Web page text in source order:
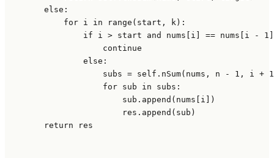
else :
for i in range (start, k):
if i > start and nums[i] == nums[i - 1
continue
else :
                    subs =
self .nSum(nums, n - 1 , i + 1
for sub in subs:
                        sub.append(nums[i])
                        res.append(sub)
return res